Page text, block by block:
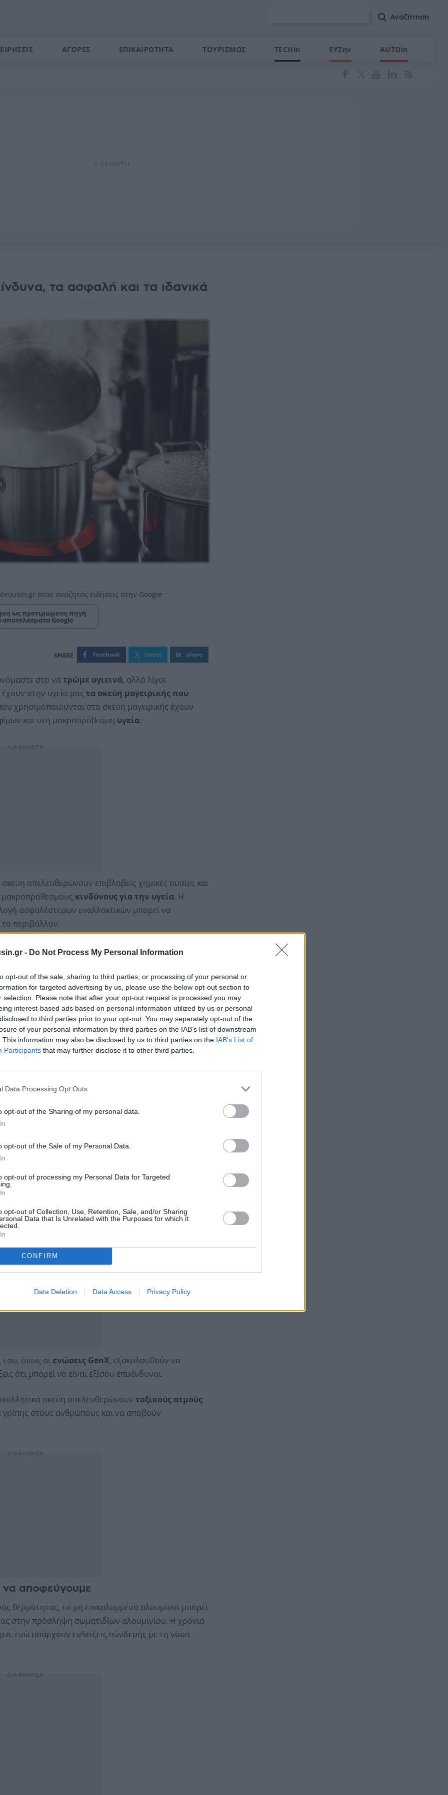
- Do Not Process My Personal Information
opt-out of the sale, sharing to third parties, or processing of your personal or
for targeted advertising by us, please use the below opt-out section to
selection. Please note that after your opt-out request is processed you may
interest-based ads based on personal information utilized by us or personal
to third parties prior to your opt-out. You may separately opt-out of the
of your personal information by third parties on the IAB’s list of downstream
This information may also be disclosed by us to third parties on the IAB’s List of
Participants that may further disclose it to other third parties.
Data Processing Opt Outs
opt-out of the Sharing of my personal data.
opt-out of the Sale of my Personal Data.
opt-out of processing my Personal Data for Targeted
opt-out of Collection, Use, Retention, Sale, and/or Sharing
Data that Is Unrelated with the Purposes for which it
CONFIRM
Data Deletion Data Access Privacy Policy
ΑΓΟΡΕΣ ΕΠΙΚΑΙΡΟΤΗΤΑ ΤΟΥΡΙΣΜΟΣ TECHin ΕΥΖην AUTOin
τα ασφαλή και τα ιδανικά
όταν αναζητάς ειδήσεις στην Google
ως προτιμώμενη πηγή
αποτελέσματα Google
facebook tweet share
στο νατρώμε υγιεινά, αλλά λίγοι
στην υγεία μας τα σκεύη μαγειρικής που
χρησιμοποιούνται στα σκεύη μαγειρικής έχουν
και στη μακροπρόθεσμη υγεία.
απελευθερώνουν επιβλαβείς χημικές ουσίες και
κινδύνους για την υγεία. Η
ασφαλέστερων εναλλακτικών μπορεί να
περιβάλλον.
σκεύη
στη μαγειρική, καθιστώντας το μαγείρεμα και
τους περιέχειυπερφθοριωμένες και
ως «αιώνια χημικά», επειδή δεν διασπώνται φυσικά
περιβάλλον.
διαταραχές και τις παθήσεις του
του, όπως οι ενώσεις GenX, εξακολουθούν να
ότι μπορεί να είναι εξίσου επικίνδυνοι.
σκεύη απελευθερώνουν τοξικούς ατμούς
στους ανθρώπους και να αποβούν
να αποφεύγουμε
θερμότητας, το μη επικαλυμμένο αλουμίνιο μπορεί
στην πρόσληψη σωματιδίων αλουμινίου. Η χρόνια
ενώ υπάρχουν ενδείξεις σύνδεσης με τη νόσο